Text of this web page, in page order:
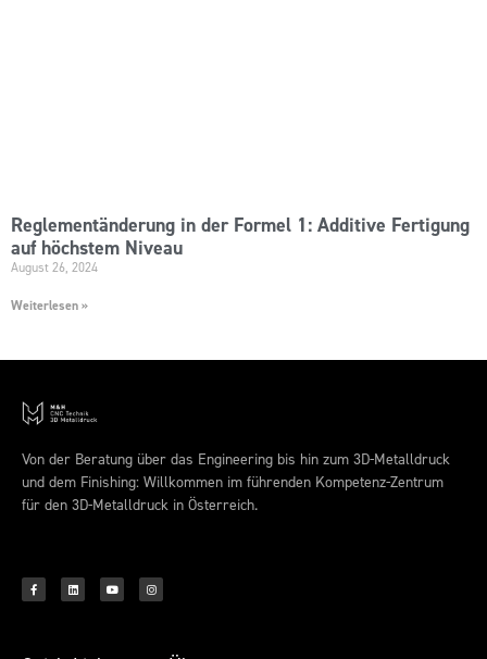
Reglementänderung in der Formel 1: Additive Fertigung
auf höchstem Niveau
August 26, 2024
Weiterlesen »
Von der Beratung über das Engineering bis hin zum 3D-Metalldruck
und dem Finishing: Willkommen im führenden Kompetenz-Zentrum
für den 3D-Metalldruck in Österreich.